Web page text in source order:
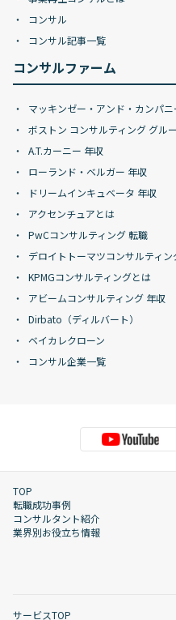
コンサル
コンサル記事一覧
コンサルファーム
マッキンゼー・アンド・カンパ
ボストン コンサルティング グル
A.T.カーニー 年収
ローランド・ベルガー 年収
ドリームインキュベータ 年収
アクセンチュアとは
PwCコンサルティング 転職
デロイトトーマツコンサルティン
KPMGコンサルティングとは
アビームコンサルティング 年収
Dirbato（ディルバート）
ベイカレクローン
コンサル企業一覧
TOP
転職成功事例
コンサルタント紹介
業界別お役立ち情報
サービスTOP